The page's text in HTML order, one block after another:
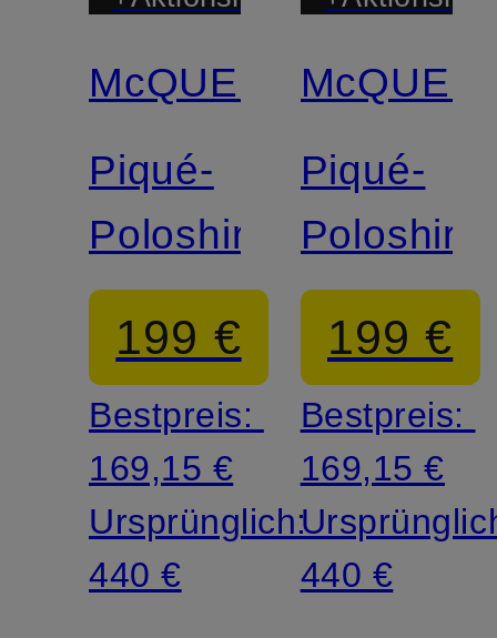
McQUEEN
Piqué-
Poloshirt
199 €
Bestpreis:
169,15 €
Ursprünglich:
440 €
Piqué-
Poloshirt
199 €
Bestpreis:
169,15 €
440 €